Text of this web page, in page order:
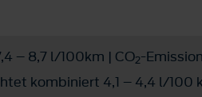
– 8,7 l/100km | CO2-
kombiniert 4,1 – 4,4 l/100